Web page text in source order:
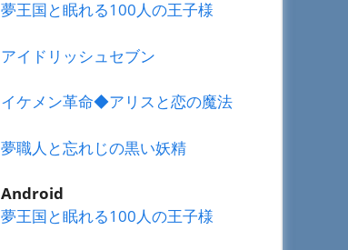
夢王国と眠れる100人の王子様
アイドリッシュセブン
イケメン革命◆アリスと恋の魔法
夢職人と忘れじの黒い妖精
Android
夢王国と眠れる100人の王子様